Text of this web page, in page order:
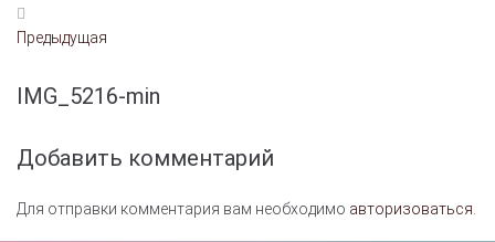
Предыдущая
IMG_5216-min
Добавить комментарий
Для отправки комментария вам необходимо авторизоваться